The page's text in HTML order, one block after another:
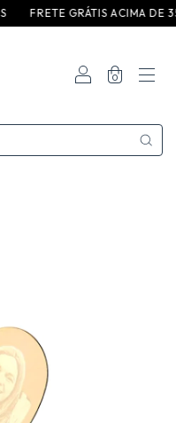
F R E T E G R ÁT I S A C I M A D E 3 5
0